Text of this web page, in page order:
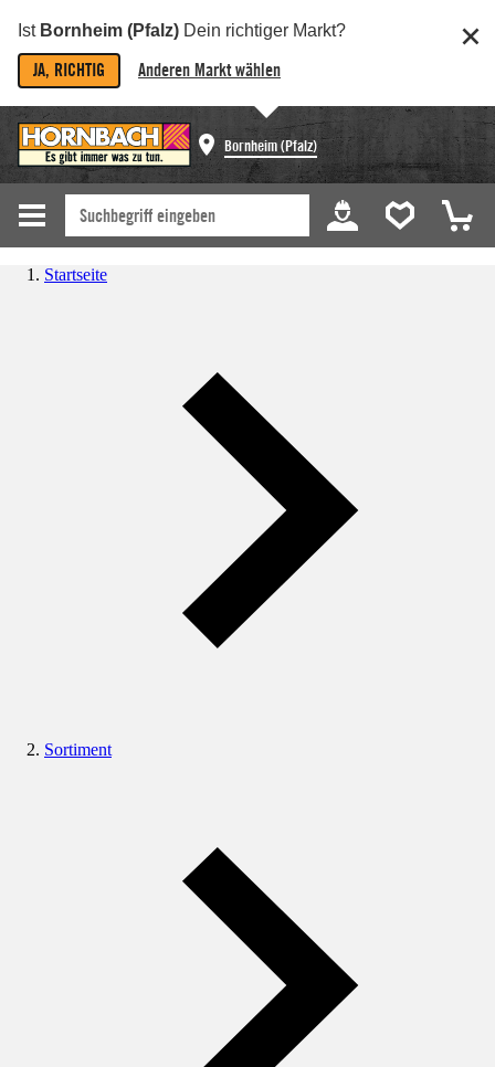
Ist Bornheim (Pfalz) Dein richtiger Markt?
JA, RICHTIG Anderen Markt wählen
Bornheim (Pfalz)
Startseite
Sortiment